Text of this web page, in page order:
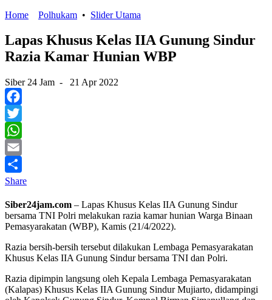
Home
Polhukam • Slider Utama
Lapas Khusus Kelas IIA Gunung Sindur
Razia Kamar Hunian WBP
Siber 24 Jam - 21 Apr 2022
Facebook
Twitter
WhatsApp
Email
Share
Siber24jam.com – Lapas Khusus Kelas IIA Gunung Sindur
bersama TNI Polri melakukan razia kamar hunian Warga Binaan
Pemasyarakatan (WBP), Kamis (21/4/2022).
Razia bersih-bersih tersebut dilakukan Lembaga Pemasyarakatan
Khusus Kelas IIA Gunung Sindur bersama TNI dan Polri.
Razia dipimpin langsung oleh Kepala Lembaga Pemasyarakatan
(Kalapas) Khusus Kelas IIA Gunung Sindur Mujiarto, didampingi